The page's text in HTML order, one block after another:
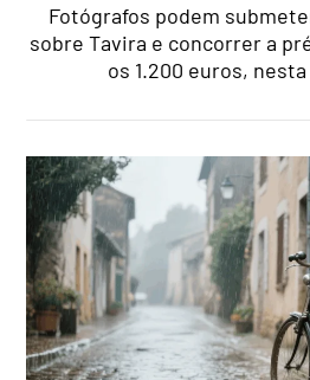
Fotógrafos podem
sobre Tavira e concorrer a
os 1.200 euros,